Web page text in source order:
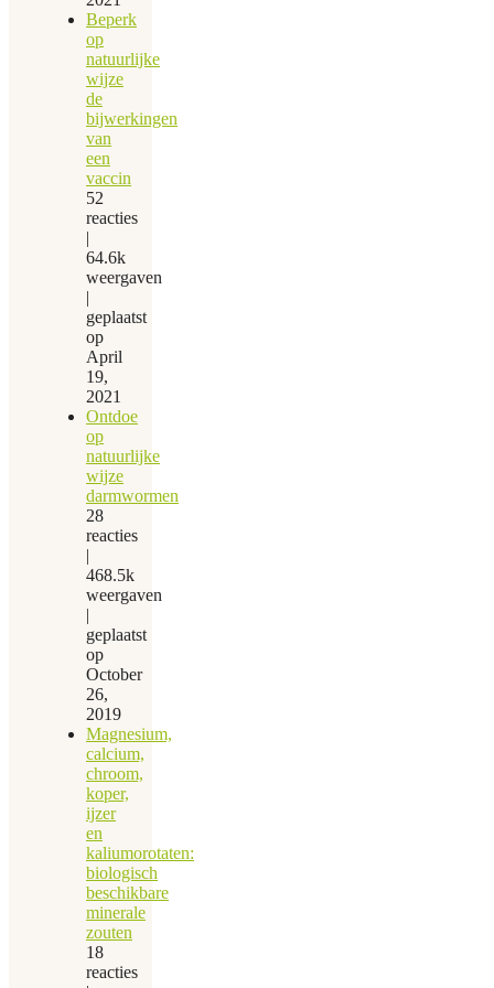
Beperk
op
natuurlijke
wijze
de
bijwerkingen
van
een
vaccin
52
reacties
|
64.6k
weergaven
|
geplaatst
op
April
19,
2021
Ontdoe
op
natuurlijke
wijze
darmwormen
28
reacties
|
468.5k
weergaven
|
geplaatst
op
October
26,
2019
Magnesium,
calcium,
chroom,
koper,
ijzer
en
kaliumorotaten:
biologisch
beschikbare
minerale
zouten
18
reacties